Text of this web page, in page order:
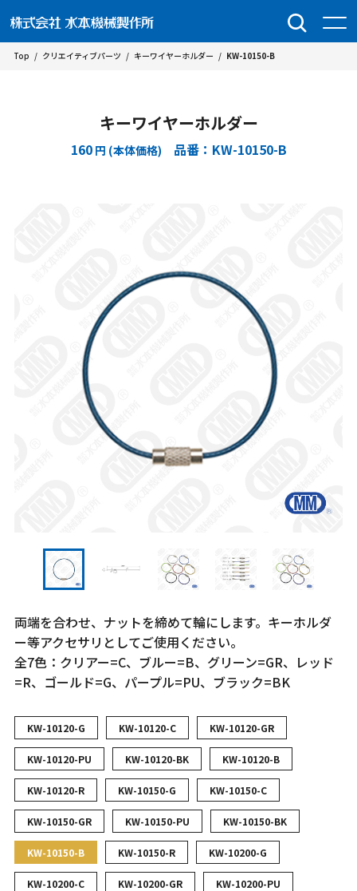
Top / クリエイティブパーツ / キーワイヤーホルダー / KW-10150-B
キーワイヤーホルダー
160 円 (本体価格) 品番：KW-10150-B
両端を合わせ、ナットを締めて輪にします。キーホルダ
ー等アクセサリとしてご使用ください。
全7色：クリアー=C、ブルー=B、グリーン=GR、レッド
=R、ゴールド=G、パープル=PU、ブラック=BK
KW-10120-G KW-10120-C KW-10120-GR
KW-10120-PU KW-10120-BK KW-10120-B
KW-10120-R KW-10150-G KW-10150-C
KW-10150-GR KW-10150-PU KW-10150-BK
KW-10150-B KW-10150-R KW-10200-G
KW-10200-C KW-10200-GR KW-10200-PU